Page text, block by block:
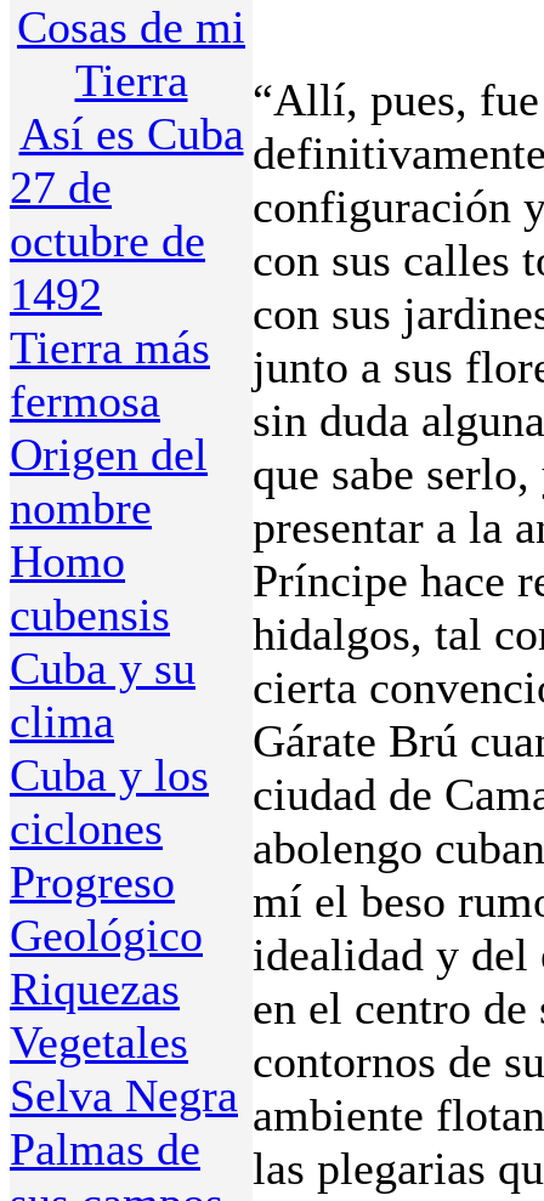
Cosas de mi
Tierra
Así es Cuba
27 de
octubre de
1492
Tierra más
fermosa
Origen del
nombre
Homo
cubensis
Cuba y su
clima
Cuba y los
ciclones
Progreso
Geológico
Riquezas
Vegetales
Selva Negra
Palmas de
“Allí, pues, fue
configuración
con sus calles
con sus
junto a sus
sin duda
que sabe
presentar a la
Príncipe hace
hidalgos, tal
cierta
Gárate Brú
ciudad de
abolengo
mí el beso
idealidad y del
en el centro
contornos de
ambiente
las plegarias